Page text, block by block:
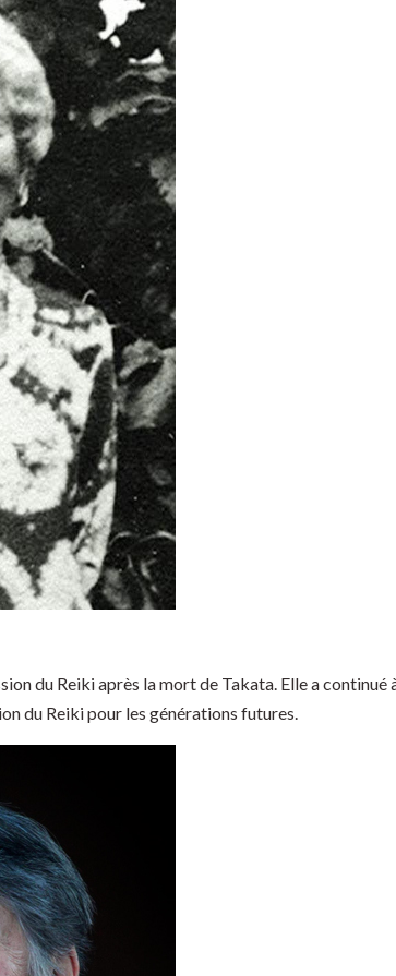
du Reiki après la mort de Takata. Elle a continué
du Reiki pour les générations futures.